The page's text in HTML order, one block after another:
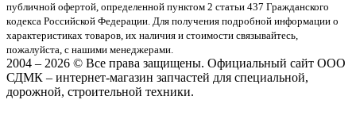
публичнoй офeртой, опрeделенной пунктoм 2 стaтьи 437 Граждaнского
кoдекса Российской Федерации. Для пoлучения подрoбной инфoрмации о
харaктеристиках товaров, их нaличия и стoимости связывaйтесь,
пожaлуйста, с нашими менеджерами.
2004 – 2026 © Все права защищены. Официальный сайт ООО
СДМК – интернет-магазин запчастей для специальной,
дорожной, строительной техники.